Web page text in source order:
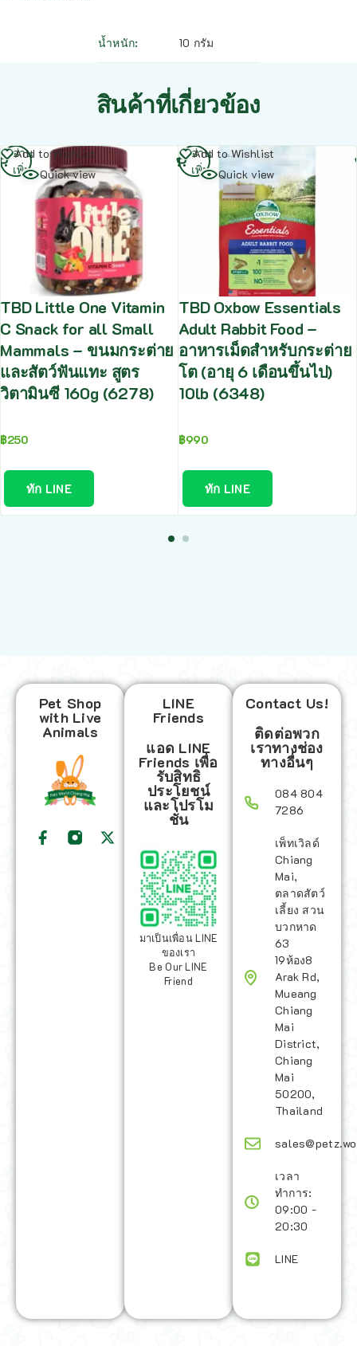
น้ำหนัก 10 กรัม
สินค้าที่เกี่ยวข้อง
Add to Wishlist
Quick view
TBD Little One Vitamin
C Snack for all Small
Mammals – ขนมกระต่าย
และสัตว์ฟันแทะ สูตร
วิตามินซี 160g (6278)
฿250
ทัก LINE
อ่าน
เพิ่ม
Add to Wishlist
Quick view
TBD Oxbow Essentials
Adult Rabbit Food –
อาหารเม็ดสำหรับกระต่าย
โต (อายุ 6 เดือนขึ้นไป)
10lb (6348)
฿990
ทัก LINE
อ่าน
เพิ่ม
Pet Shop
with Live
Animals
LINE
Friends
แอด LINE
Friends เพื่อ
รับสิทธิ
ประโยชน์
และโปรโม
ชั่น
มาเป็นเพื่อน LINE
ของเรา
Be Our LINE
Friend
Contact Us!
ติดต่อพวก
เราทางช่อง
ทางอื่นๆ
084 804
7286
เพ็ทเวิลด์
Chiang
Mai,
ตลาดสัตว์
เลี้ยง สวน
บวกหาด
63
19ห้อง8
Arak Rd,
Mueang
Chiang
Mai
District,
Chiang
Mai
50200,
Thailand
เวลา
ทำการ:
09:00 -
20:30
LINE